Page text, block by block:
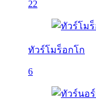
22
ทัวร์โมร็อกโก
6